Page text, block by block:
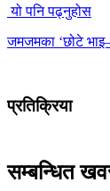
यो पनि पढ्नुहोस
जमजमका ‘छोटे
प्रतिक्रिया
सम्बन्धित